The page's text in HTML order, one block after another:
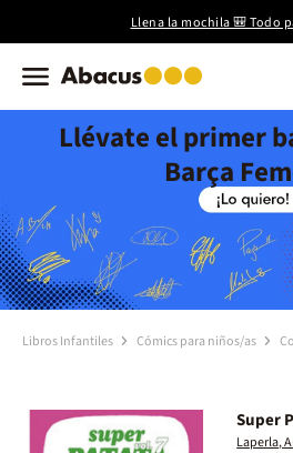
Llena la mochila 🎒 Todo
Llévate el primer
Barça
Libros Infantiles Cómics para niños/as
Super
Laperla,